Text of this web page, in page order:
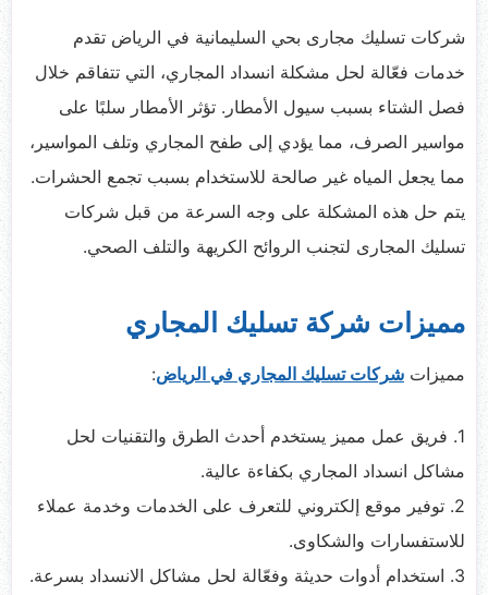
شركات تسليك مجارى بحي السليمانية في الرياض تقدم
خدمات فعّالة لحل مشكلة انسداد المجاري، التي تتفاقم خلال
فصل الشتاء بسبب سيول الأمطار. تؤثر الأمطار سلبًا على
مواسير الصرف، مما يؤدي إلى طفح المجاري وتلف المواسير،
مما يجعل المياه غير صالحة للاستخدام بسبب تجمع الحشرات.
يتم حل هذه المشكلة على وجه السرعة من قبل شركات
تسليك المجارى لتجنب الروائح الكريهة والتلف الصحي.
مميزات شركة تسليك المجاري
مميزات شركات تسليك المجاري في الرياض:
1. فريق عمل مميز يستخدم أحدث الطرق والتقنيات لحل
مشاكل انسداد المجاري بكفاءة عالية.
2. توفير موقع إلكتروني للتعرف على الخدمات وخدمة عملاء
للاستفسارات والشكاوى.
3. استخدام أدوات حديثة وفعّالة لحل مشاكل الانسداد بسرعة.